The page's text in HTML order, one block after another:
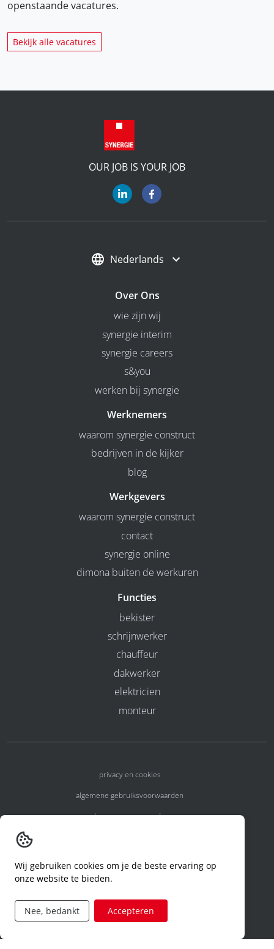
openstaande vacatures.
Bekijk alle vacatures
OUR JOB IS YOUR JOB
Nederlands
Over Ons
wie zijn wij
synergie interim
synergie careers
s&you
werken bij synergie
Werknemers
waarom synergie construct
bedrijven in de kijker
blog
Werkgevers
waarom synergie construct
contact
synergie online
dimona buiten de werkuren
Functies
bekister
schrijnwerker
chauffeur
dakwerker
elektricien
monteur
privacy en cookies
algemene gebruiksvoorwaarden
algemene voorwaarden
code of conduct
aanvraag rechten ivm privacy
Wij gebruiken cookies om je de beste ervaring op
onze website te bieden.
Nee, bedankt Accepteren